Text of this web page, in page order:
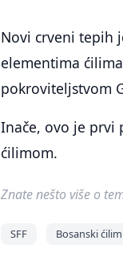
Novi crveni tepih
elementima
pokroviteljstvom
Inače, ovo je prvi
ćilimom.
Znate nešto više o
SFF Bosanski ćilim